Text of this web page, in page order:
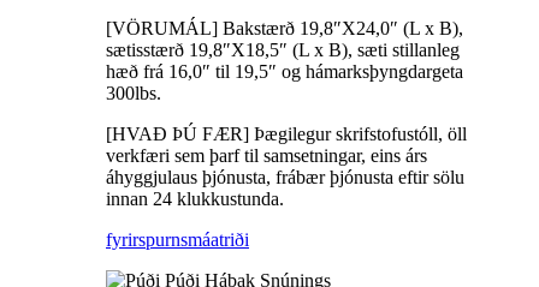
[VÖRUMÁL] Bakstærð 19,8″X24,0″ (L x B),
sætisstærð 19,8″X18,5″ (L x B), sæti stillanleg
hæð frá 16,0″ til 19,5″ og hámarksþyngdargeta
300lbs.
[HVAÐ ÞÚ FÆR] Þægilegur skrifstofustóll, öll
verkfæri sem þarf til samsetningar, eins árs
áhyggjulaus þjónusta, frábær þjónusta eftir sölu
innan 24 klukkustunda.
fyrirspurnsmáatriði